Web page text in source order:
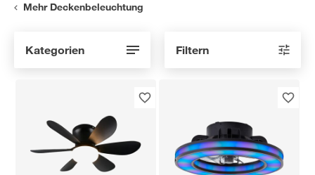
Mehr Deckenbeleuchtung
Kategorien Filtern